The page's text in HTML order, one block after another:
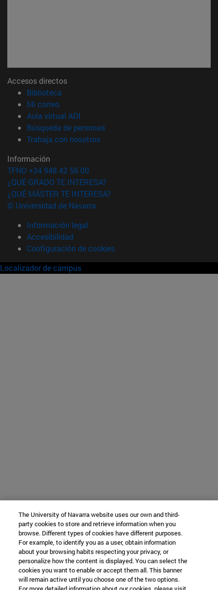
Accesos directos
Biblioteca
Mi correo(abre en nueva ventana)
Aula virtual ADI
Búsqueda de personas(abre en nueva ventana)
Trabaja con nosotros(abre en nueva ventana)
Información
TFNO +34 948 42 56 00
¿QUÉ GRADO TE INTERESA?
¿QUÉ MÁSTER TE INTERESA?
© Universidad de Navarra
Información legal
Accesibilidad
Configuración de cookies
Localizador de campus
The University of Navarra website uses our own and third-
party cookies to store and retrieve information when you
browse. Different types of cookies have different purposes.
For example, to identify you as a user, obtain information
about your browsing habits respecting your privacy, or
personalize how the content is displayed. You can select the
cookies you want to enable or accept them all. This banner
will remain active until you choose one of the two options.